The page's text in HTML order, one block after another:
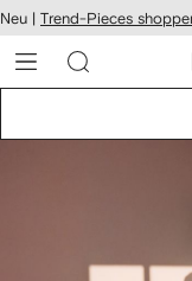
zum
Neu | Trend-Pieces